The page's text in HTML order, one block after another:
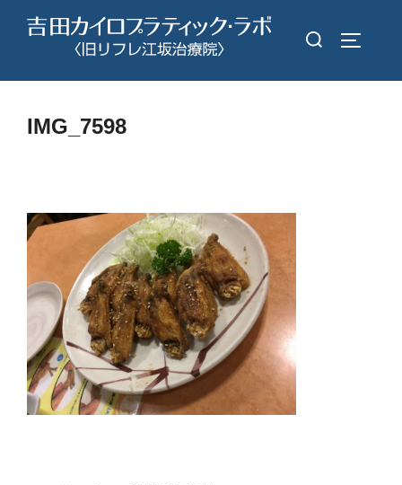
検
対
IMG_7598